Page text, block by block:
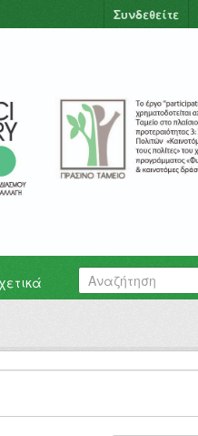
Συνδεθείτε